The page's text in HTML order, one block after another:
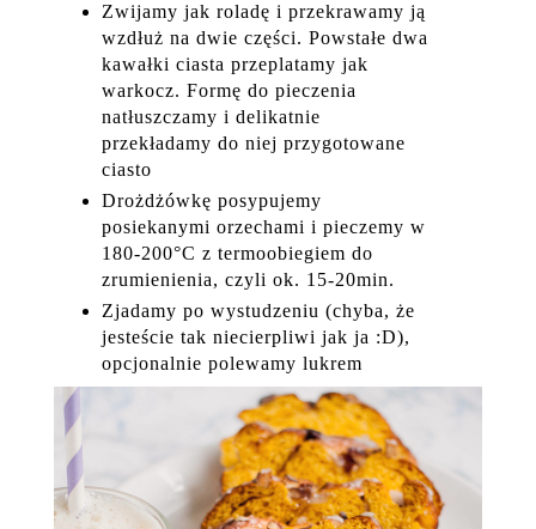
Zwijamy jak roladę i przekrawamy ją
wzdłuż na dwie części. Powstałe dwa
kawałki ciasta przeplatamy jak
warkocz. Formę do pieczenia
natłuszczamy i delikatnie
przekładamy do niej przygotowane
ciasto
Drożdżówkę posypujemy
posiekanymi orzechami i pieczemy w
180-200°C z termoobiegiem do
zrumienienia, czyli ok. 15-20min.
Zjadamy po wystudzeniu (chyba, że
jesteście tak niecierpliwi jak ja :D),
opcjonalnie polewamy lukrem